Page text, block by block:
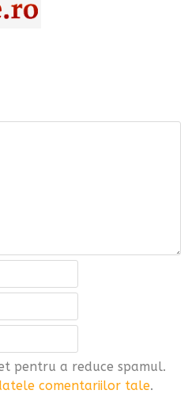
pentru a reduce spamul.
comentariilor tale.